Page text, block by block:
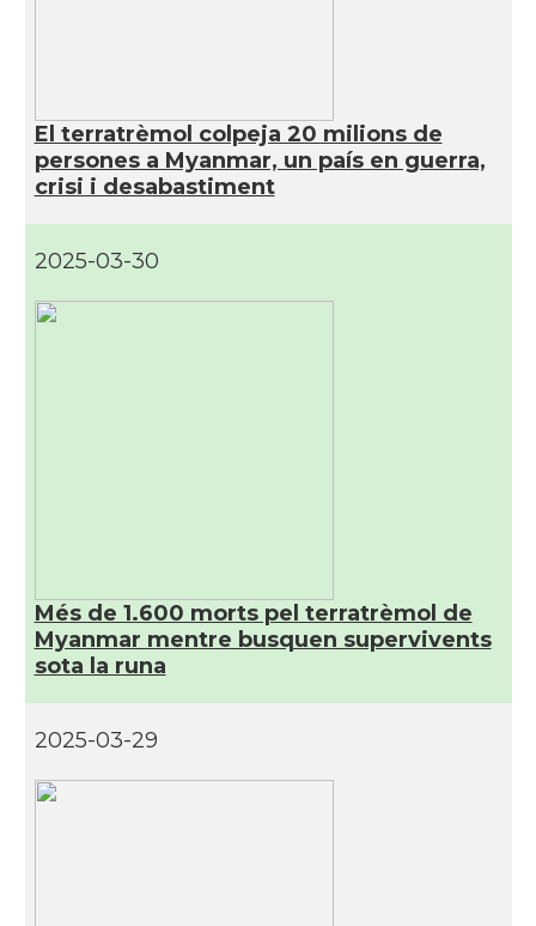
El terratrèmol colpeja 20 milions de
persones a Myanmar, un país en guerra,
crisi i desabastiment
2025-03-30
Més de 1.600 morts pel terratrèmol de
Myanmar mentre busquen supervivents
sota la runa
2025-03-29